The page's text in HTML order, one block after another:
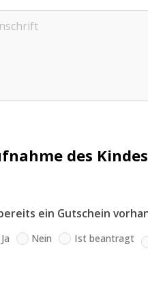
des
ein Gutschein
Ja Nein Ist beantragt